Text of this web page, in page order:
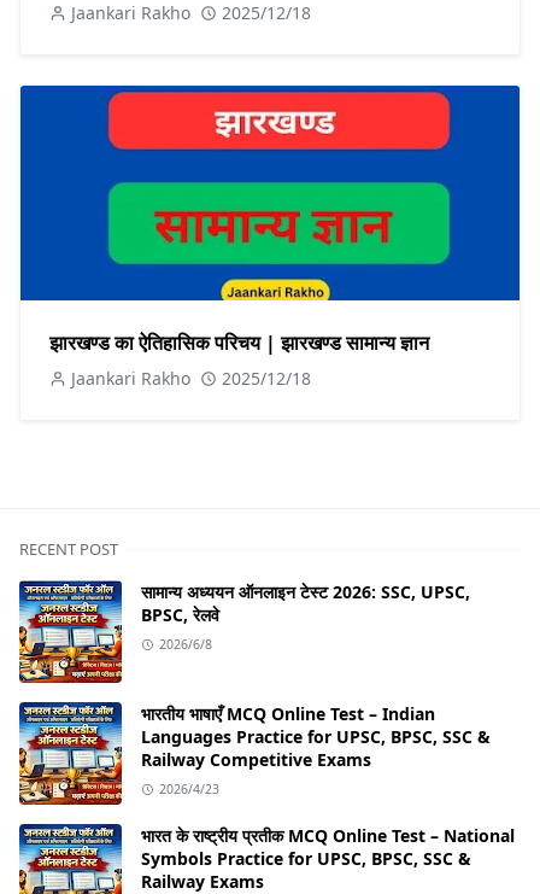
Jaankari Rakho 2025/12/18
झारखण्ड का ऐतिहासिक परिचय | झारखण्ड सामान्य ज्ञान
Jaankari Rakho 2025/12/18
RECENT POST
सामान्य अध्ययन ऑनलाइन टेस्ट 2026: SSC, UPSC,
BPSC, रेलवे
2026/6/8
भारतीय भाषाएँ MCQ Online Test – Indian
Languages Practice for UPSC, BPSC, SSC &
Railway Competitive Exams
2026/4/23
भारत के राष्ट्रीय प्रतीक MCQ Online Test – National
Symbols Practice for UPSC, BPSC, SSC &
Railway Exams